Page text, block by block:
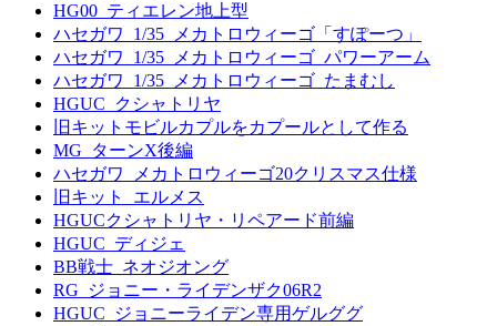
HG00_ティエレン地上型
ハセガワ_1/35_メカトロウィーゴ「すぽーつ」
ハセガワ_1/35_メカトロウィーゴ_パワーアーム
ハセガワ_1/35_メカトロウィーゴ_たまむし
HGUC_クシャトリヤ
旧キットモビルカプルをカプールとして作る
MG_ターンX後編
ハセガワ_メカトロウィーゴ20クリスマス仕様
旧キット_エルメス
HGUCクシャトリヤ・リペアード前編
HGUC_ディジェ
BB戦士_ネオジオング
RG_ジョニー・ライデンザク06R2
HGUC_ジョニーライデン専用ゲルググ